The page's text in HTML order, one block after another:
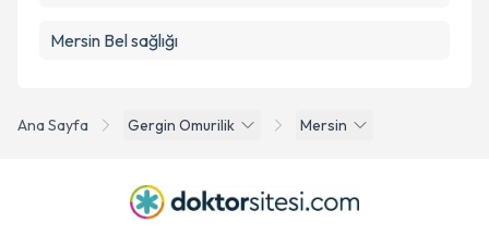
Ana Sayfa Gergin Omurilik Mersin
Mersin Bel sağlığı